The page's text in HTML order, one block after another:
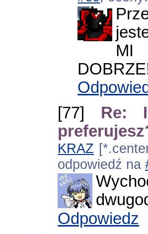
[77] Re:
KRAZ
odpowiedź na
Odpowiedz